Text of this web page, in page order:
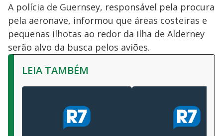
A polícia de Guernsey, responsável pela procura
pela aeronave, informou que áreas costeiras e
pequenas ilhotas ao redor da ilha de Alderney
serão alvo da busca pelos aviões.
LEIA TAMBÉM